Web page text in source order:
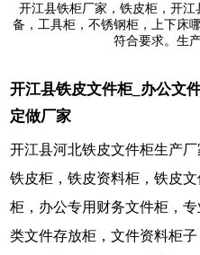
开江县铁柜厂家，铁皮柜，开
备，工具柜，不锈钢柜，上下床
符合要求。生
开江县铁皮文件柜_办公文
定做厂家
开江县河北铁皮文件柜生产
铁皮柜，铁皮资料柜，铁皮
柜，办公专用财务文件柜，
类文件存放柜，文件资料柜